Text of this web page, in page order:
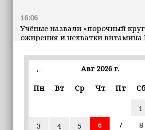
16:06
Учёные назвали «порочный
ожирения и нехватки витамина
16:00
В Чеченской Республике
избирательные комиссии
← Авг 2026 г.
Пн
Вт Ср Чт Пт Сб
1
3
4 5 6 7 8